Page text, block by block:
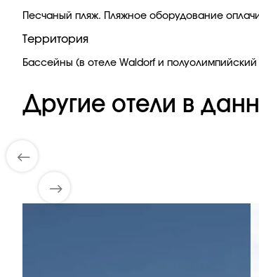
Песчаный пляж. Пляжное оборудование
Территория
Бассейны (в отеле Waldorf и
Другие отели в